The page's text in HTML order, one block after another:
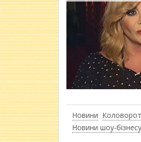
Новини Коловорот
Новини шоу-бізнесу